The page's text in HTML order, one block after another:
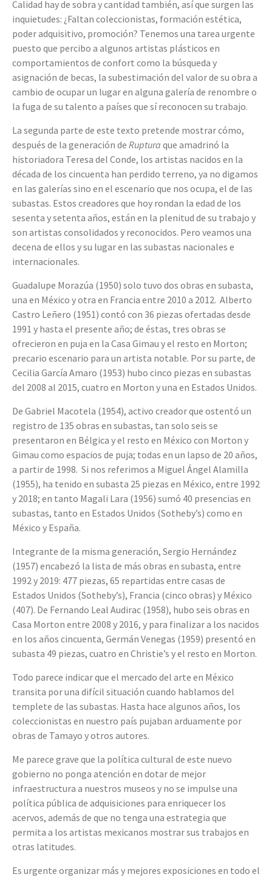
Calidad hay de sobra y cantidad también, así que surgen las
inquietudes: ¿Faltan coleccionistas, formación estética,
poder adquisitivo, promoción? Tenemos una tarea urgente
puesto que percibo a algunos artistas plásticos en
comportamientos de confort como la búsqueda y
asignación de becas, la subestimación del valor de su obra a
cambio de ocupar un lugar en alguna galería de renombre o
la fuga de su talento a países que sí reconocen su trabajo.
La segunda parte de este texto pretende mostrar cómo,
después de la generación de Ruptura que amadrinó la
historiadora Teresa del Conde, los artistas nacidos en la
década de los cincuenta han perdido terreno, ya no digamos
en las galerías sino en el escenario que nos ocupa, el de las
subastas. Estos creadores que hoy rondan la edad de los
sesenta y setenta años, están en la plenitud de su trabajo y
son artistas consolidados y reconocidos. Pero veamos una
decena de ellos y su lugar en las subastas nacionales e
internacionales.
Guadalupe Morazúa (1950) solo tuvo dos obras en subasta,
una en México y otra en Francia entre 2010 a 2012. Alberto
Castro Leñero (1951) contó con 36 piezas ofertadas desde
1991 y hasta el presente año; de éstas, tres obras se
ofrecieron en puja en la Casa Gimau y el resto en Morton;
precario escenario para un artista notable. Por su parte, de
Cecilia García Amaro (1953) hubo cinco piezas en subastas
del 2008 al 2015, cuatro en Morton y una en Estados Unidos.
De Gabriel Macotela (1954), activo creador que ostentó un
registro de 135 obras en subastas, tan solo seis se
presentaron en Bélgica y el resto en México con Morton y
Gimau como espacios de puja; todas en un lapso de 20 años,
a partir de 1998. Si nos referimos a Miguel Ángel Alamilla
(1955), ha tenido en subasta 25 piezas en México, entre 1992
y 2018; en tanto Magali Lara (1956) sumó 40 presencias en
subastas, tanto en Estados Unidos (Sotheby’s) como en
México y España.
Integrante de la misma generación, Sergio Hernández
(1957) encabezó la lista de más obras en subasta, entre
1992 y 2019: 477 piezas, 65 repartidas entre casas de
Estados Unidos (Sotheby’s), Francia (cinco obras) y México
(407). De Fernando Leal Audirac (1958), hubo seis obras en
Casa Morton entre 2008 y 2016, y para finalizar a los nacidos
en los años cincuenta, Germán Venegas (1959) presentó en
subasta 49 piezas, cuatro en Christie’s y el resto en Morton.
Todo parece indicar que el mercado del arte en México
transita por una difícil situación cuando hablamos del
templete de las subastas. Hasta hace algunos años, los
coleccionistas en nuestro país pujaban arduamente por
obras de Tamayo y otros autores.
Me parece grave que la política cultural de este nuevo
gobierno no ponga atención en dotar de mejor
infraestructura a nuestros museos y no se impulse una
política pública de adquisiciones para enriquecer los
acervos, además de que no tenga una estrategia que
permita a los artistas mexicanos mostrar sus trabajos en
otras latitudes.
Es urgente organizar más y mejores exposiciones en todo el